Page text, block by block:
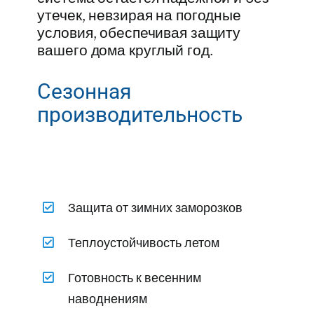
утечек, невзирая на погодные
условия, обеспечивая защиту
вашего дома круглый год.
Сезонная
производительность
Защита от зимних заморозков
Теплоустойчивость летом
Готовность к весенним
наводнениям